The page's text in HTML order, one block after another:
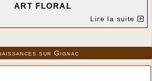
ART FLORAL
ANNE-MARIE GUERRIAT
---
d’une jolie bouteille (vide) et de
la bouteille : verre blanc, vert ou
et rien d’autre.
Lire la suite
sur Gignac